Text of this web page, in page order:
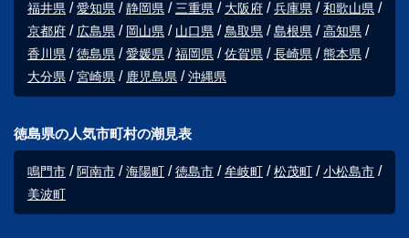
福井県
愛知県 静岡県 三重県 大阪府 兵庫県
和歌山県
京都府
広島県 岡山県 山口県 鳥取県 島根県
高知県
香川県
徳島県 愛媛県 福岡県 佐賀県 長崎県
熊本県
大分県
宮崎県 鹿児島県 沖縄県
徳島県の人気市町村の潮見表
鳴門市 阿南市 海陽町 徳島市 牟岐町 松茂町
小松島市
美波町